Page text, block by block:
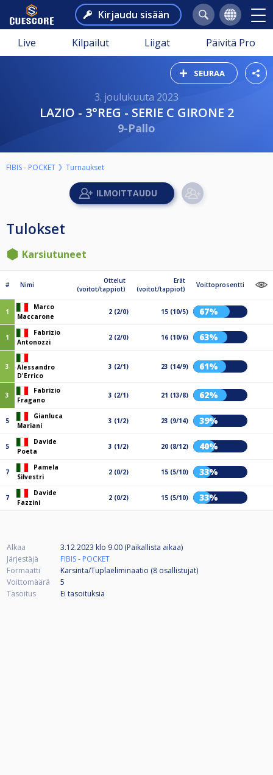
Kirjaudu sisään
Live Kilpailut Liigat Päivitä Pro
SEURAA
3. joulukuuta 2023
LAZIO - 3°REG - SERIE C GIRONE 2
9-Pallo
FIBIS - POCKET Turnaukset
Tulokset
Karsiutuneet
# Nimi
Ottelut
(voitot/tappiot)
Erät
(voitot/tappiot)
Voittoprosentti
1
Marco
Maccarone
2 (2/0) 15 (10/5) 67%
1
Fabrizio
Antonozzi
2 (2/0) 16 (10/6) 63%
3
Alessandro
D'Errico
3 (2/1) 23 (14/9) 61%
3
Fabrizio
Fragano
3 (2/1) 21 (13/8) 62%
5
Gianluca
Mariani
3 (1/2) 23 (9/14) 39%
5
Davide
Poeta
3 (1/2) 20 (8/12) 40%
7
Pamela
Silvestri
2 (0/2) 15 (5/10) 33%
7
Davide
Fazzini
2 (0/2) 15 (5/10) 33%
Alkaa
3.12.2023 klo 9.00 (Paikallista aikaa)
Järjestäjä
FIBIS - POCKET
Formaatti
Karsinta/Tuplaeliminaatio (8 osallistujat)
Voittomäärä
5
Tasoitus
Ei tasoituksia